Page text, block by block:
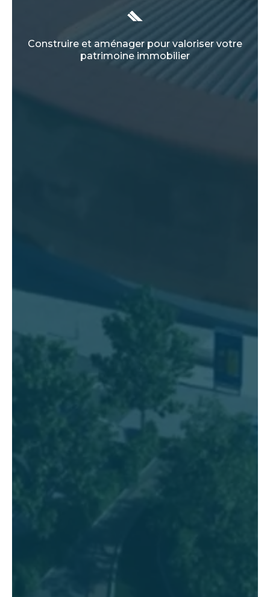
Construire et aménager pour valoriser votre
patrimoine immobilier